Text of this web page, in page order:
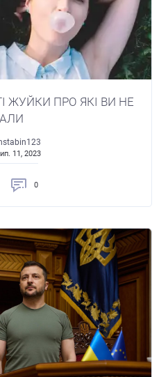
ЖУЙКИ ПРО ЯКІ ВИ НЕ
11, 2023
0